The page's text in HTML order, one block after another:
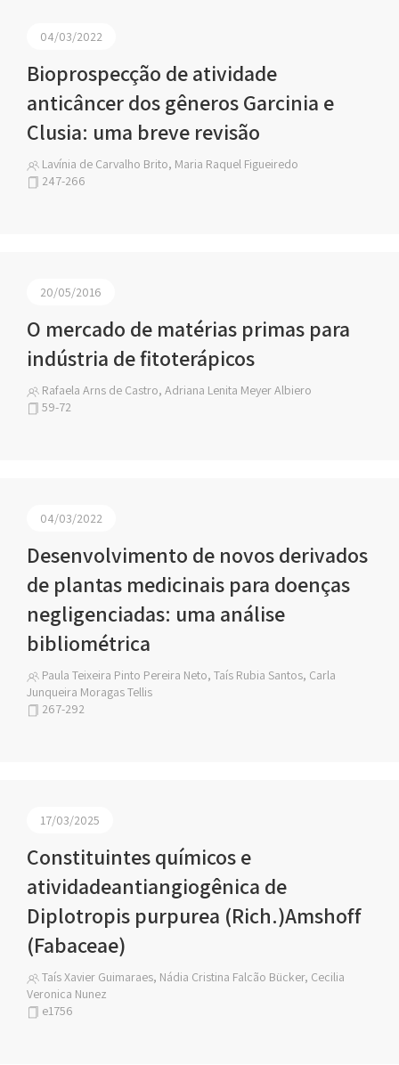
04/03/2022
Bioprospecção de atividade
anticâncer dos gêneros Garcinia e
Clusia: uma breve revisão
Lavínia de Carvalho Brito, Maria Raquel Figueiredo
247-266
20/05/2016
O mercado de matérias primas para
indústria de fitoterápicos
Rafaela Arns de Castro, Adriana Lenita Meyer Albiero
59-72
04/03/2022
Desenvolvimento de novos derivados
de plantas medicinais para doenças
negligenciadas: uma análise
bibliométrica
Paula Teixeira Pinto Pereira Neto, Taís Rubia Santos, Carla
Junqueira Moragas Tellis
267-292
17/03/2025
Constituintes químicos e
atividadeantiangiogênica de
Diplotropis purpurea (Rich.)Amshoff
(Fabaceae)
Taís Xavier Guimaraes, Nádia Cristina Falcão Bücker, Cecilia
Veronica Nunez
e1756